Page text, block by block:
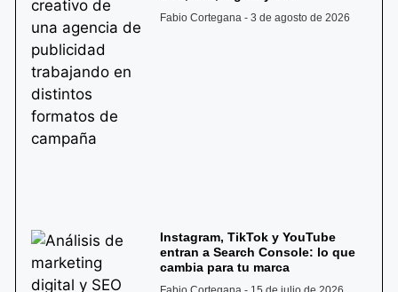
Fabio Cortegana 3 de agosto de 2026
Instagram, TikTok y YouTube
entran a Search Console: lo que
cambia para tu marca